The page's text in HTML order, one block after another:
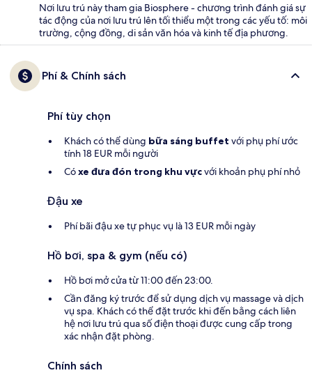
Nơi lưu trú này tham gia Biosphere - chương trình đánh giá sự
tác động của nơi lưu trú lên tối thiểu một trong các yếu tố: môi
trường, cộng đồng, di sản văn hóa và kinh tế địa phương.
Phí & Chính sách
Phí tùy chọn
Khách có thể dùng bữa sáng buffet với phụ phí ước
tính 18 EUR mỗi người
Cóxe đưa đón trong khu vựcvới khoản phụ phí nhỏ
Đậu xe
Phí bãi đậu xe tự phục vụ là 13 EUR mỗi ngày
Hồ bơi, spa & gym (nếu có)
Hồ bơi mở cửa từ 11:00 đến 23:00.
Cần đăng ký trước để sử dụng dịch vụ massage và dịch
vụ spa. Khách có thể đặt trước khi đến bằng cách liên
hệ nơi lưu trú qua số điện thoại được cung cấp trong
xác nhận đặt phòng.
Chính sách